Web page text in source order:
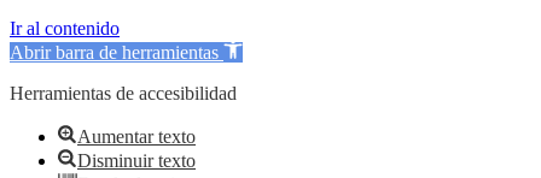
Ir al contenido
Abrir barra de herramientas
Herramientas de accesibilidad
Aumentar texto
Disminuir texto